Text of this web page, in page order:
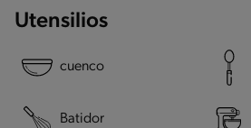
Utensilios
cuenco
Batidor